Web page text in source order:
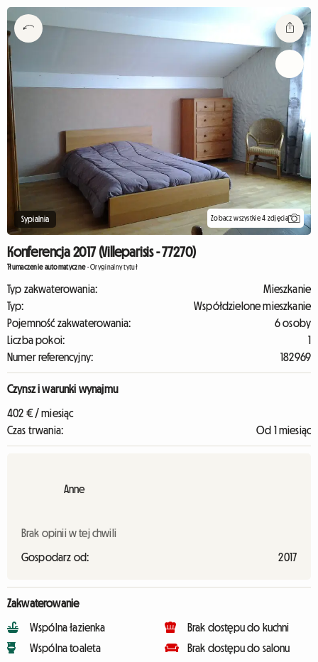
Sypialnia Zobacz wszystkie 4 zdjęcia
Konferencja 2017 (Villeparisis - 77270)
Tłumaczenie automatyczne-Oryginalny tytuł
Typ zakwaterowania:
Mieszkanie
Typ:
Współdzielone mieszkanie
Pojemność zakwaterowania:
6 osoby
Liczba pokoi:
1
Numer referencyjny:
182969
Czynsz i warunki wynajmu
402 € / miesiąc
Czas trwania:
Od 1 miesiąc
Anne
Brak opinii w tej chwili
Gospodarz od: 2017
Zakwaterowanie
Wspólna łazienka
Wspólna toaleta
Brak dostępu do kuchni
Brak dostępu do salonu